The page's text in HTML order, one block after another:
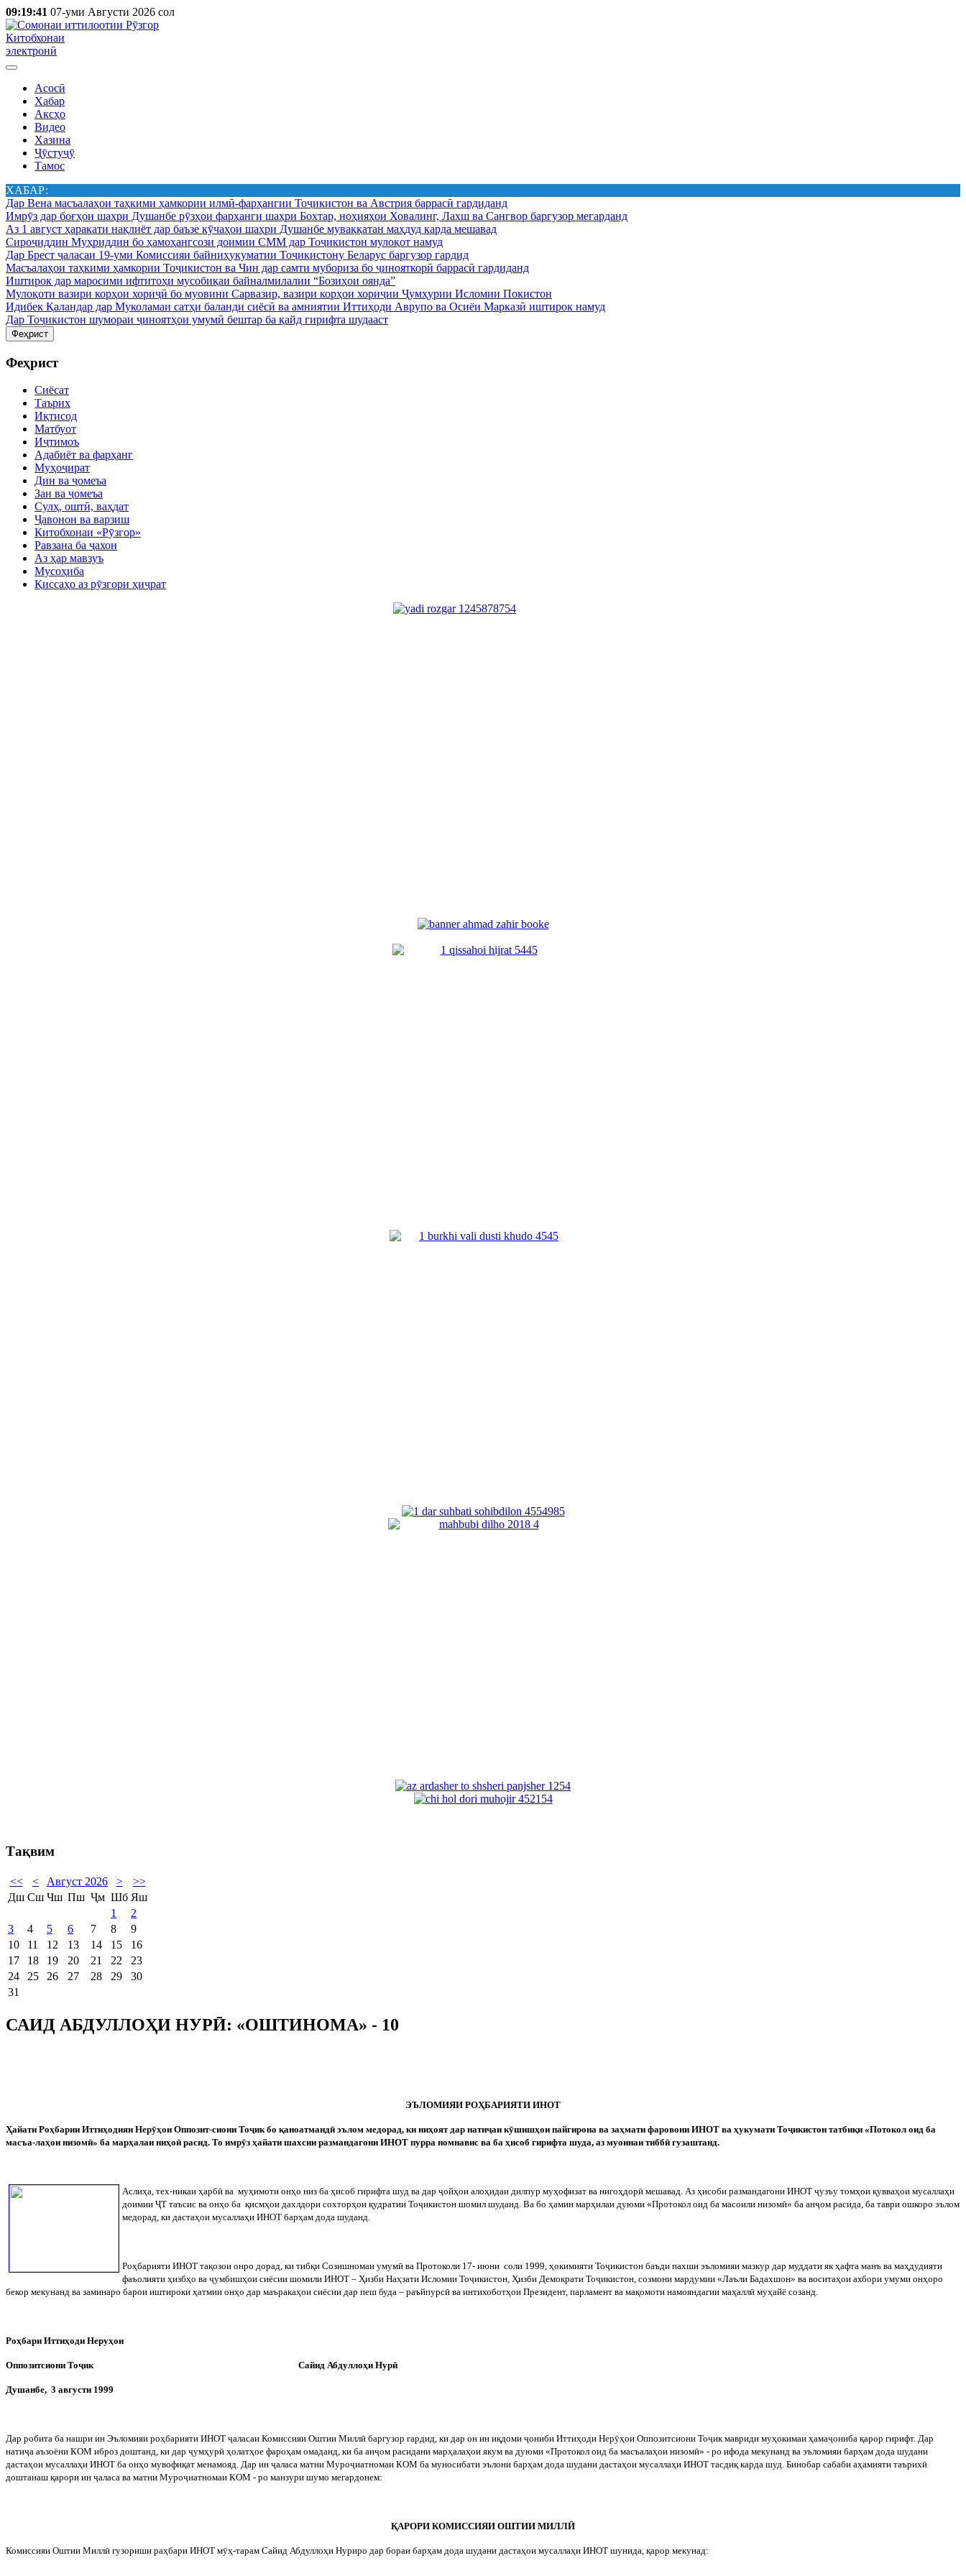
09:19:41 07-уми Августи 2026 сол
Китобхонаи
электронӣ
Асосӣ
Хабар
Аксҳо
Видео
Хазина
Ҷӯстуҷӯ
Тамос
ХАБАР:
Дар Вена масъалаҳои таҳкими ҳамкории илмӣ-фарҳангии Тоҷикистон ва Австрия баррасӣ гардиданд
Имрӯз дар боғҳои шаҳри Душанбе рӯзҳои фарҳанги шаҳри Бохтар, ноҳияҳои Ховалинг, Лахш ва Сангвор баргузор мегарданд
Аз 1 август ҳаракати нақлиёт дар баъзе кӯчаҳои шаҳри Душанбе муваққатан маҳдуд карда мешавад
Сироҷиддин Муҳриддин бо ҳамоҳангсози доимии СММ дар Тоҷикистон мулоқот намуд
Дар Брест ҷаласаи 19-уми Комиссияи байниҳукуматии Тоҷикистону Беларус баргузор гардид
Масъалаҳои таҳкими ҳамкории Тоҷикистон ва Чин дар самти мубориза бо ҷинояткорӣ баррасӣ гардиданд
Иштирок дар маросими ифтитоҳи мусобиқаи байналмилалии “Бозиҳои оянда”
Мулоқоти вазири корҳои хориҷӣ бо муовини Сарвазир, вазири корҳои хориҷии Ҷумҳурии Исломии Покистон
Идибек Қаландар дар Муколамаи сатҳи баланди сиёсӣ ва амниятии Иттиҳоди Аврупо ва Осиёи Марказӣ иштирок намуд
Дар Тоҷикистон шумораи ҷиноятҳои умумӣ бештар ба қайд гирифта шудааст
Феҳрист
Феҳрист
Сиёсат
Таърих
Иқтисод
Матбуот
Иҷтимоъ
Адабиёт ва фарҳанг
Муҳоҷират
Дин ва ҷомеъа
Зан ва ҷомеъа
Сулҳ, оштӣ, ваҳдат
Ҷавонон ва варзиш
Китобхонаи «Рӯзгор»
Равзана ба ҷахон
Аз ҳар мавзуъ
Мусоҳиба
Қиссаҳо аз рӯзгори ҳиҷрат
Тақвим
<< < Август 2026 >
>>
Дш Сш Чш Пш Ҷм Шб Яш
1
2
3
4 5 6 7 8
9
10
11 12 13 14 15
16
17
18 19 20 21 22
23
24
25 26 27 28 29
30
31
САИД АБДУЛЛОҲИ НУРӢ: «ОШТИНОМА» - 10
ЭЪЛОМИЯИ РОҲБАРИЯТИ ИНОТ
Ҳайати Роҳбарии Иттиҳодияи Нерӯҳои Оппозит-сиони Тоҷик бо қаноатмандӣ эълом медорад, ки ниҳоят дар натиҷаи кӯшишҳои пайгирона ва заҳмати фаровони ИНОТ ва ҳукумати Тоҷикистон татбиқи «Потокол оид ба
масъа-лаҳои низомӣ» ба марҳалаи ниҳоӣ расид. То имрӯз ҳайати шахсии размандагони ИНОТ пурра номнавис ва ба ҳисоб гирифта шуда, аз муоинаи тиббӣ гузаштанд.
Аслиҳа, тех-никаи ҳарбӣ ва муҳимоти онҳо низ ба ҳисоб гирифта шуд ва дар ҷойҳои алоҳидаи дилпур муҳофизат ва нигоҳдорӣ мешавад. Аз ҳисоби размандагони ИНОТ ҷузъу томҳои қувваҳои мусаллаҳи
доимии ҶТ таъсис ва онҳо ба қисмҳои дахлдори сохторҳои қудратии Тоҷикистон шомил шуданд. Ва бо ҳамин марҳилаи дуюми «Протокол оид ба масоили низомӣ» ба анҷом расида, ба таври ошкоро эълом
медорад, ки дастаҳои мусаллаҳи ИНОТ барҳам дода шуданд.
Роҳбарияти ИНОТ тақозои онро дорад, ки тибқи Созишномаи умумӣ ва Протоколи 17- июни соли 1999, ҳокимияти Тоҷикистон баъди пахши эъломияи мазкур дар муддати як ҳафта манъ ва маҳдудияти
фаъолияти ҳизбҳо ва ҷумбишҳои сиёсии шомили ИНОТ – Ҳизби Наҳзати Исломии Тоҷикистон, Ҳизби Демократи Тоҷикистон, созмони мардумии «Лаъли Бадахшон» ва воситаҳои ахбори умуми онҳоро
бекор мекунанд ва заминаро барои иштироки ҳатмии онҳо дар маъракаҳои сиёсии дар пеш буда – раъйпурсӣ ва интихоботҳои Президент, парламент ва мақомоти намояндагии маҳаллӣ муҳайё созанд.
Роҳбари Иттиҳоди Неруҳои
Оппозитсиони Тоҷик Сайид Абдуллоҳи Нурӣ
Душанбе, 3 августи 1999
Дар робита ба нашри ин Эъломияи роҳбарияти ИНОТ ҷаласаи Комиссияи Оштии Миллӣ баргузор гардид, ки дар он ин иқдоми ҷониби Иттиҳоди Нерӯҳои Оппозитсиони Тоҷик мавриди муҳокимаи ҳамаҷониба қарор гирифт. Дар
натиҷа аъзоёни КОМ иброз доштанд, ки дар ҷумҳурӣ ҳолатҳое фароҳам омаданд, ки ба анҷом расидани марҳалаҳои якум ва дуюми «Протокол оид ба масъалаҳои низомӣ» - ро ифода мекунанд ва эъломияи барҳам дода шудани
дастаҳои мусаллаҳи ИНОТ ба онҳо мувофиқат менамояд. Дар ин ҷаласа матни Муроҷиатномаи КОМ ба муносибати эълони барҳам дода шудани дастаҳои мусаллаҳи ИНОТ тасдиқ карда шуд. Бинобар сабаби аҳамияти таърихӣ
доштанаш қарори ин ҷаласа ва матни Муроҷиатномаи КОМ - ро манзури шумо мегардонем:
ҚАРОРИ КОМИССИЯИ ОШТИИ МИЛЛӢ
Комиссияи Оштии Миллӣ гузориши раҳбари ИНОТ мӯҳ-тарам Сайид Абдуллоҳи Нуриро дар бораи барҳам дода шудани дастаҳои мусаллаҳи ИНОТ шунида, қарор мекунад: